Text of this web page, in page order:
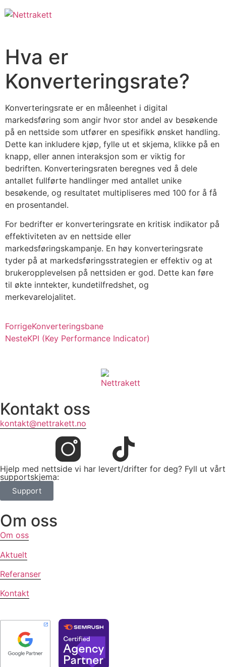
Hva er
Konverteringsrate?
Konverteringsrate er en måleenhet i digital
markedsføring som angir hvor stor andel av besøkende
på en nettside som utfører en spesifikk ønsket handling.
Dette kan inkludere kjøp, fylle ut et skjema, klikke på en
knapp, eller annen interaksjon som er viktig for
bedriften. Konverteringsraten beregnes ved å dele
antallet fullførte handlinger med antallet unike
besøkende, og resultatet multipliseres med 100 for å få
en prosentandel.
For bedrifter er konverteringsrate en kritisk indikator på
effektiviteten av en nettside eller
markedsføringskampanje. En høy konverteringsrate
tyder på at markedsføringsstrategien er effektiv og at
brukeropplevelsen på nettsiden er god. Dette kan føre
til økte inntekter, kundetilfredshet, og
merkevarelojalitet.
ForrigeKonverteringsbane
NesteKPI (Key Performance Indicator)
Kontakt oss
kontakt@nettrakett.no
Hjelp med nettside vi har levert/drifter for deg? Fyll ut vårt
supportskjema:
Support
Om oss
Om oss
Aktuelt
Referanser
Kontakt